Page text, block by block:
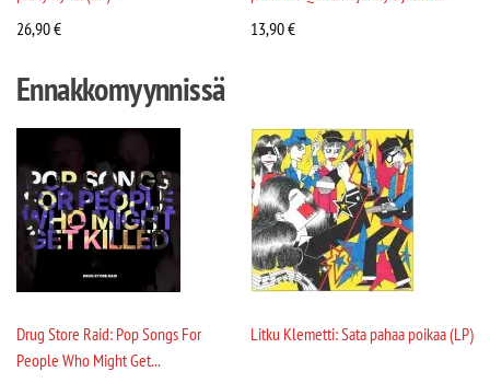
26,90€
13,90€
Ennakkomyynnissä
Drug Store Raid: Pop Songs For
People Who Might Get...
Litku Klemetti: Sata pahaa poikaa (LP)